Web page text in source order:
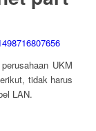
UKM
tidak harus
LAN.